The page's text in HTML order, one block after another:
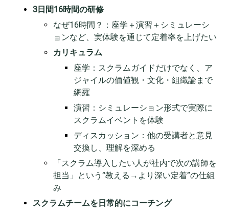
3日間16時間の研修
なぜ16時間？：座学＋演習＋シミュレーシ
ョンなど、実体験を通じて定着率を上げたい
カリキュラム
座学：スクラムガイドだけでなく、ア
ジャイルの価値観・文化・組織論まで
網羅
演習：シミュレーション形式で実際に
スクラムイベントを体験
ディスカッション：他の受講者と意見
交換し、理解を深める
「スクラム導入したい人が社内で次の講師を
担当」という“教える→より深い定着”の仕組
み
スクラムチームを日常的にコーチング